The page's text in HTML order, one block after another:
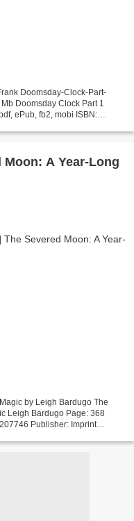
Doomsday-Clock-Part-
Doomsday Clock Part 1
ePub, fb2, mobi ISBN:
A Year-Long
by Leigh Bardugo The
Leigh Bardugo Page: 368
Publisher: Imprint